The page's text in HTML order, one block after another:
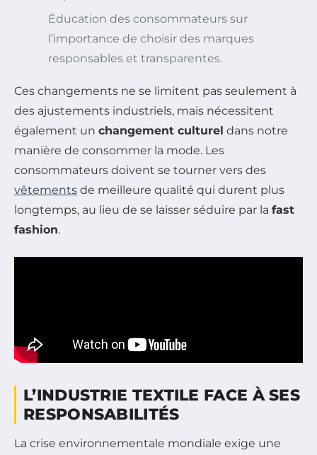
Éducation des consommateurs sur
l’importance de choisir des marques
responsables et transparentes.
Ces changements ne se limitent pas seulement à
des ajustements industriels, mais nécessitent
également un changement culturel dans notre
manière de consommer la mode. Les
consommateurs doivent se tourner vers des
vêtements de meilleure qualité qui durent plus
longtemps, au lieu de se laisser séduire par la fast
fashion.
L’INDUSTRIE TEXTILE FACE À SES
RESPONSABILITÉS
La crise environnementale mondiale exige une